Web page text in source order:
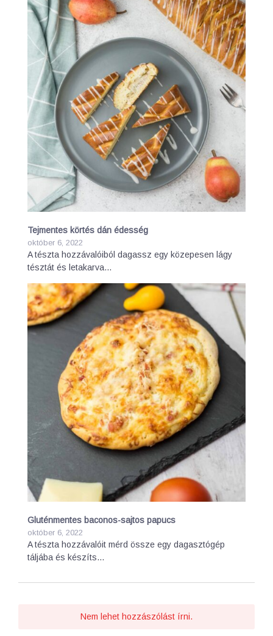
Tejmentes körtés dán édesség
október 6, 2022
A tészta hozzávalóiból dagassz egy közepesen lágy
tésztát és letakarva…
Gluténmentes baconos-sajtos papucs
október 6, 2022
A tészta hozzávalóit mérd össze egy dagasztógép
táljába és készíts…
Nem lehet hozzászólást írni.